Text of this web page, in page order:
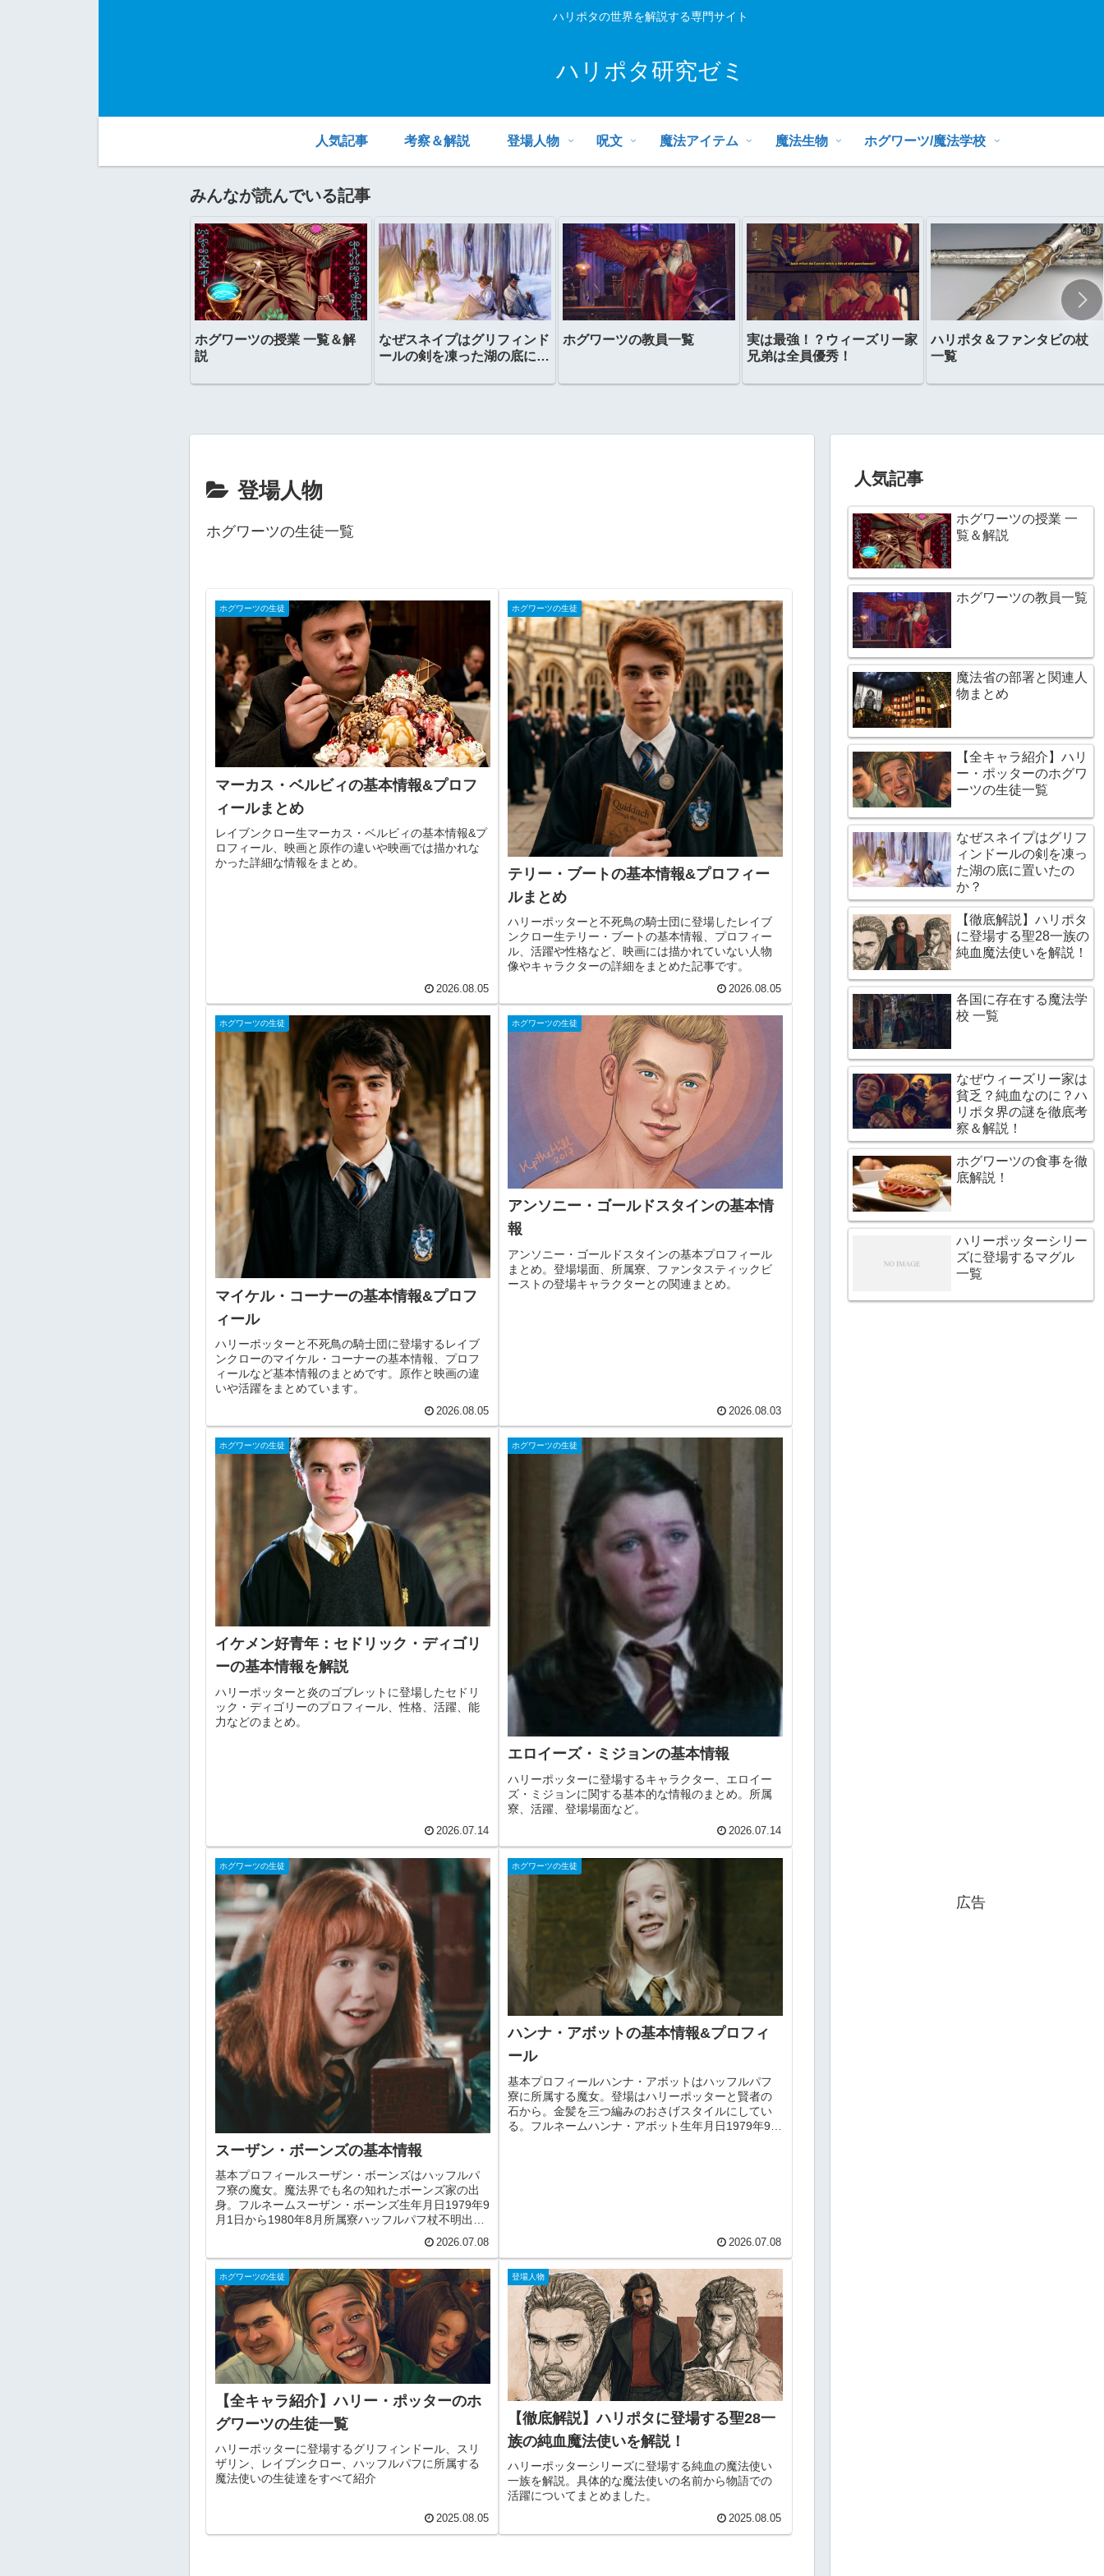
ハリポタの世界を解説する専門サイト
ハリポタ研究ゼミ
人気記事 考察＆解説 登場人物 呪文 魔法アイテム 魔法生物 ホグワーツ/魔法学校
みんなが読んでいる記事
ホグワーツの授業 一覧＆解
説
なぜスネイプはグリフィンド
ールの剣を凍った湖の底に置
ホグワーツの教員一覧
実は最強！？ウィーズリー家
兄弟は全員優秀！
ハリポタ＆ファンタビの杖
一覧
登場人物
ホグワーツの生徒一覧
ホグワーツの生徒
マーカス・ベルビィの基本情報&プロフ
ィールまとめ
レイブンクロー生マーカス・ベルビィの基本情報&プ
ロフィール、映画と原作の違いや映画では描かれな
かった詳細な情報をまとめ。
2026.08.05
ホグワーツの生徒
テリー・ブートの基本情報&プロフィー
ルまとめ
ハリーポッターと不死鳥の騎士団に登場したレイブ
ンクロー生テリー・ブートの基本情報、プロフィー
ル、活躍や性格など、映画には描かれていない人物
像やキャラクターの詳細をまとめた記事です。
2026.08.05
ホグワーツの生徒
マイケル・コーナーの基本情報&プロフ
ィール
ハリーポッターと不死鳥の騎士団に登場するレイブ
ンクローのマイケル・コーナーの基本情報、プロフ
ィールなど基本情報のまとめです。原作と映画の違
いや活躍をまとめています。
2026.08.05
ホグワーツの生徒
アンソニー・ゴールドスタインの基本情
報
アンソニー・ゴールドスタインの基本プロフィール
まとめ。登場場面、所属寮、ファンタスティックビ
ーストの登場キャラクターとの関連まとめ。
2026.08.03
ホグワーツの生徒
イケメン好青年：セドリック・ディゴリ
ーの基本情報を解説
ハリーポッターと炎のゴブレットに登場したセドリ
ック・ディゴリーのプロフィール、性格、活躍、能
力などのまとめ。
2026.07.14
ホグワーツの生徒
エロイーズ・ミジョンの基本情報
ハリーポッターに登場するキャラクター、エロイー
ズ・ミジョンに関する基本的な情報のまとめ。所属
寮、活躍、登場場面など。
2026.07.14
ホグワーツの生徒
スーザン・ボーンズの基本情報
基本プロフィールスーザン・ボーンズはハッフルパ
フ寮の魔女。魔法界でも名の知れたボーンズ家の出
身。フルネームスーザン・ボーンズ生年月日1979年9
月1日から1980年8月所属寮ハッフルパフ杖不明出自
2026.07.08
ホグワーツの生徒
ハンナ・アボットの基本情報&プロフィ
ール
基本プロフィールハンナ・アボットはハッフルパフ
寮に所属する魔女。登場はハリーポッターと賢者の
石から。金髪を三つ編みのおさげスタイルにしてい
る。フルネームハンナ・アボット生年月日1979年9月
2026.07.08
ホグワーツの生徒
【全キャラ紹介】ハリー・ポッターのホ
グワーツの生徒一覧
ハリーポッターに登場するグリフィンドール、スリ
ザリン、レイブンクロー、ハッフルパフに所属する
魔法使いの生徒達をすべて紹介
2025.08.05
登場人物
【徹底解説】ハリポタに登場する聖28一
族の純血魔法使いを解説！
ハリーポッターシリーズに登場する純血の魔法使い
一族を解説。具体的な魔法使いの名前から物語での
活躍についてまとめました。
2025.08.05
人気記事
ホグワーツの授業 一
覧＆解説
ホグワーツの教員一覧
魔法省の部署と関連人
物まとめ
【全キャラ紹介】ハリ
ー・ポッターのホグワ
ーツの生徒一覧
なぜスネイプはグリフ
ィンドールの剣を凍っ
た湖の底に置いたの
か？
【徹底解説】ハリポタ
に登場する聖28一族の
純血魔法使いを解説！
各国に存在する魔法学
校 一覧
なぜウィーズリー家は
貧乏？純血なのに？ハ
リポタ界の謎を徹底考
察＆解説！
ホグワーツの食事を徹
底解説！
ハリーポッターシリー
ズに登場するマグル
一覧
広告